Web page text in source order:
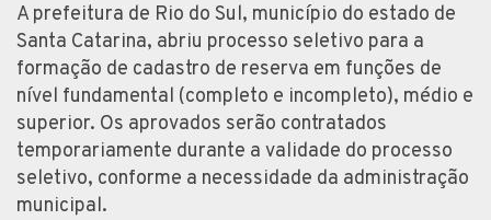
A prefeitura de Rio do Sul, município do estado de
Santa Catarina, abriu processo seletivo para a
formação de cadastro de reserva em funções de
nível fundamental (completo e incompleto), médio e
superior. Os aprovados serão contratados
temporariamente durante a validade do processo
seletivo, conforme a necessidade da administração
municipal.